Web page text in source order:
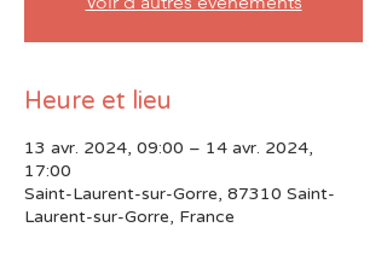
Heure et lieu
13 avr. 2024, 09:00 – 14 avr. 2024,
17:00
Saint-Laurent-sur-Gorre, 87310 Saint-
Laurent-sur-Gorre, France